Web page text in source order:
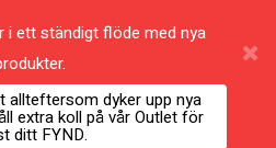
i ett ständigt flöde med nya
allteftersom dyker upp nya
extra koll på vår Outlet för
ditt FYND.